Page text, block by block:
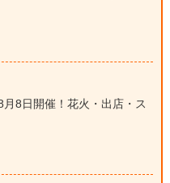
8日開催！花火・出店・ス